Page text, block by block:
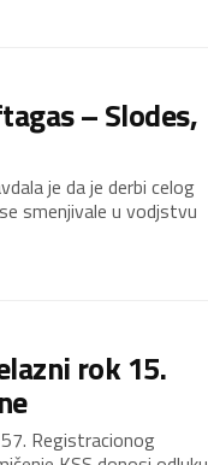
– Slodes,
je da je derbi celog
smenjivale u vodjstvu
rok 15.
Registracionog